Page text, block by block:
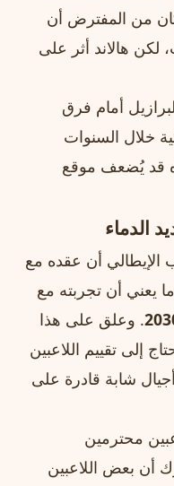
من المفترض أن
لكن هالاند أثر على
أمام فرق
خلال السنوات
قد يُضعف موقع
الدماء
الإيطالي أن عقده مع
عام 2030، وهو ما يعني أن تجربته مع
. وعلق على هذا
إلى تقييم اللاعبين
شابة قادرة على
محترمين
أن بعض اللاعبين